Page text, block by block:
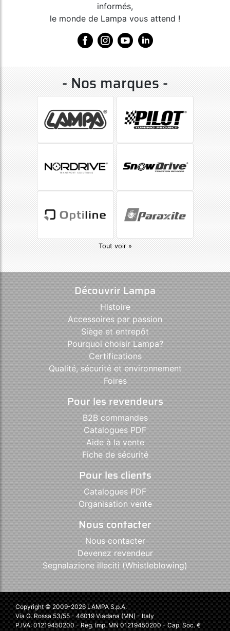
informés,
le monde de Lampa vous attend !
- Nos marques -
Tout voir »
Découvrir Lampa
Histoire
Accessoires par passion
Siège et entrepôt
Pourquoi choisir Lampa?
Certifications
Qualité, sécurité et environnement
Foires
Pour les revendeurs
B2B commandes
Catalogues PDF
Aide à la vente
Fiche de sécurité
Pour les clients
Catalogues PDF
Organisation vente
Nous contacter
Nous contacter
Devenez revendeur
Segnalazione illeciti (Whistleblowing)
Copyright © 2009-2026 LAMPA S.p.A.
Via G. Rossa 53/55 - 46019 Viadana (MN) - Italy
P.IVA: 01219450200 - Reg. Imp. MN 01219450200 - Cap. Soc. €